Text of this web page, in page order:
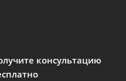
консультацию